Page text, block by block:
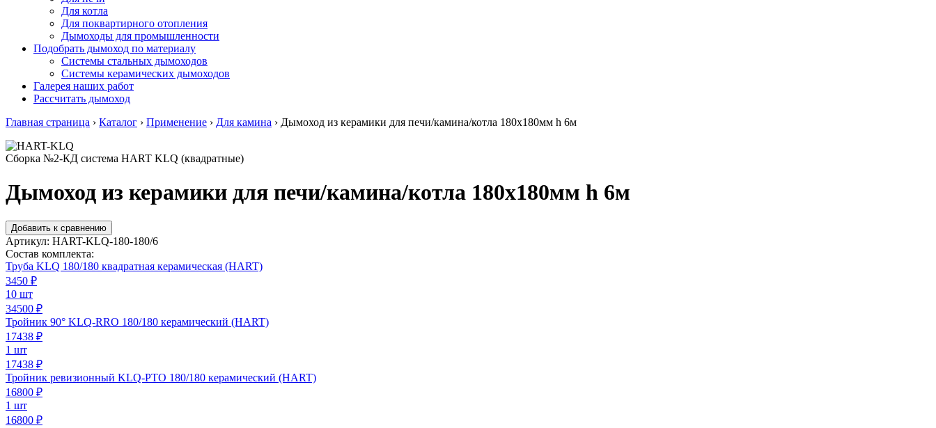
Для котла
Для поквартирного отопления
Дымоходы для промышленности
Подобрать дымоход по материалу
Системы стальных дымоходов
Системы керамических дымоходов
Галерея наших работ
Рассчитать дымоход
Главная страница › Каталог › Применение › Для камина › Дымоход из керамики для печи/камина/котла 180х180мм h 6м
Сборка №2-КД система HART KLQ (квадратные)
Дымоход из керамики для печи/камина/котла 180х180мм h 6м
Добавить к сравнению
Артикул: HART-KLQ-180-180/6
Состав комплекта:
Труба KLQ 180/180 квадратная керамическая (HART)
3450 ₽
10 шт
34500 ₽
Тройник 90° KLQ-RRO 180/180 керамический (HART)
17438 ₽
1 шт
17438 ₽
Тройник ревизионный KLQ-PTO 180/180 керамический (HART)
16800 ₽
1 шт
16800 ₽